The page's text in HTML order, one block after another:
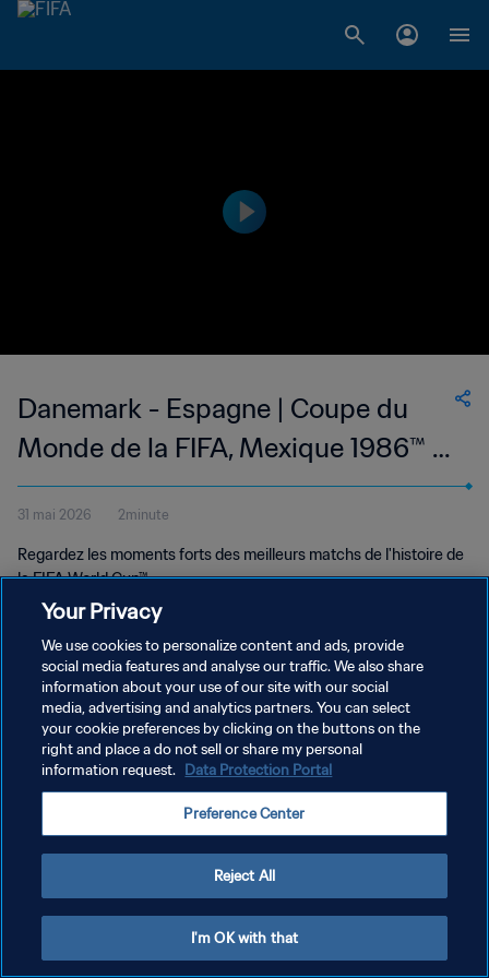
Danemark - Espagne | Coupe du
Monde de la FIFA, Mexique 1986™ |
Matches classiques
31 mai 2026 2minute
Regardez les moments forts des meilleurs matchs de l'histoire de
la FIFA World Cup™.
POLITIQUE DE CONFIDENTIALITÉ
CONDITIONS D'UTILISATION
GÉRER VOS PRÉFÉRENCES SUR LES COOKIES
Your Privacy
We use cookies to personalize content and ads, provide
social media features and analyse our traffic. We also share
information about your use of our site with our social
media, advertising and analytics partners. You can select
your cookie preferences by clicking on the buttons on the
right and place a do not sell or share my personal
information request. Data Protection Portal
Preference Center
Reject All
I'm OK with that